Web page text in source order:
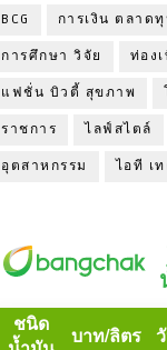
BCG การเงิน ตลาด
การศึกษา วิจัย ท่อง
แฟชั่น บิวตี้ สุขภาพ
ราชการ ไลฟ์สไตล์
อุตสาหกรรม ไอที เ